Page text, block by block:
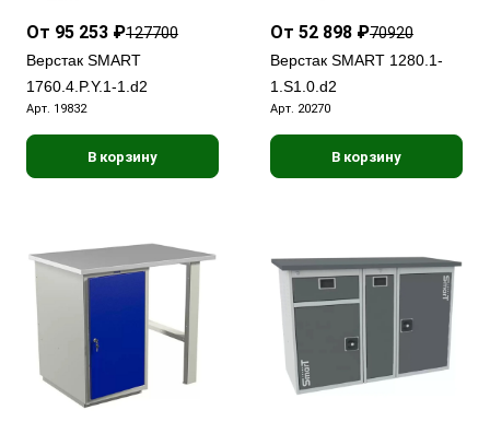
От 95 253 ₽127700
Верстак SMART
1760.4.P.Y.1-1.d2
Арт. 19832
В корзину
От 52 898 ₽70920
Верстак SMART 1280.1-
1.S1.0.d2
Арт. 20270
В корзину